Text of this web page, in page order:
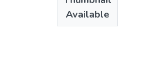
Available